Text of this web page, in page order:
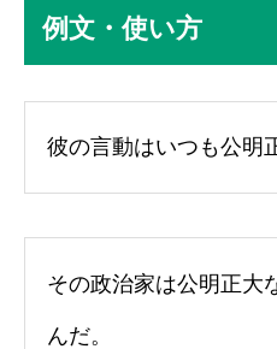
例文・使い方
彼の言動はいつも公明
その政治家は公明正大
んだ。